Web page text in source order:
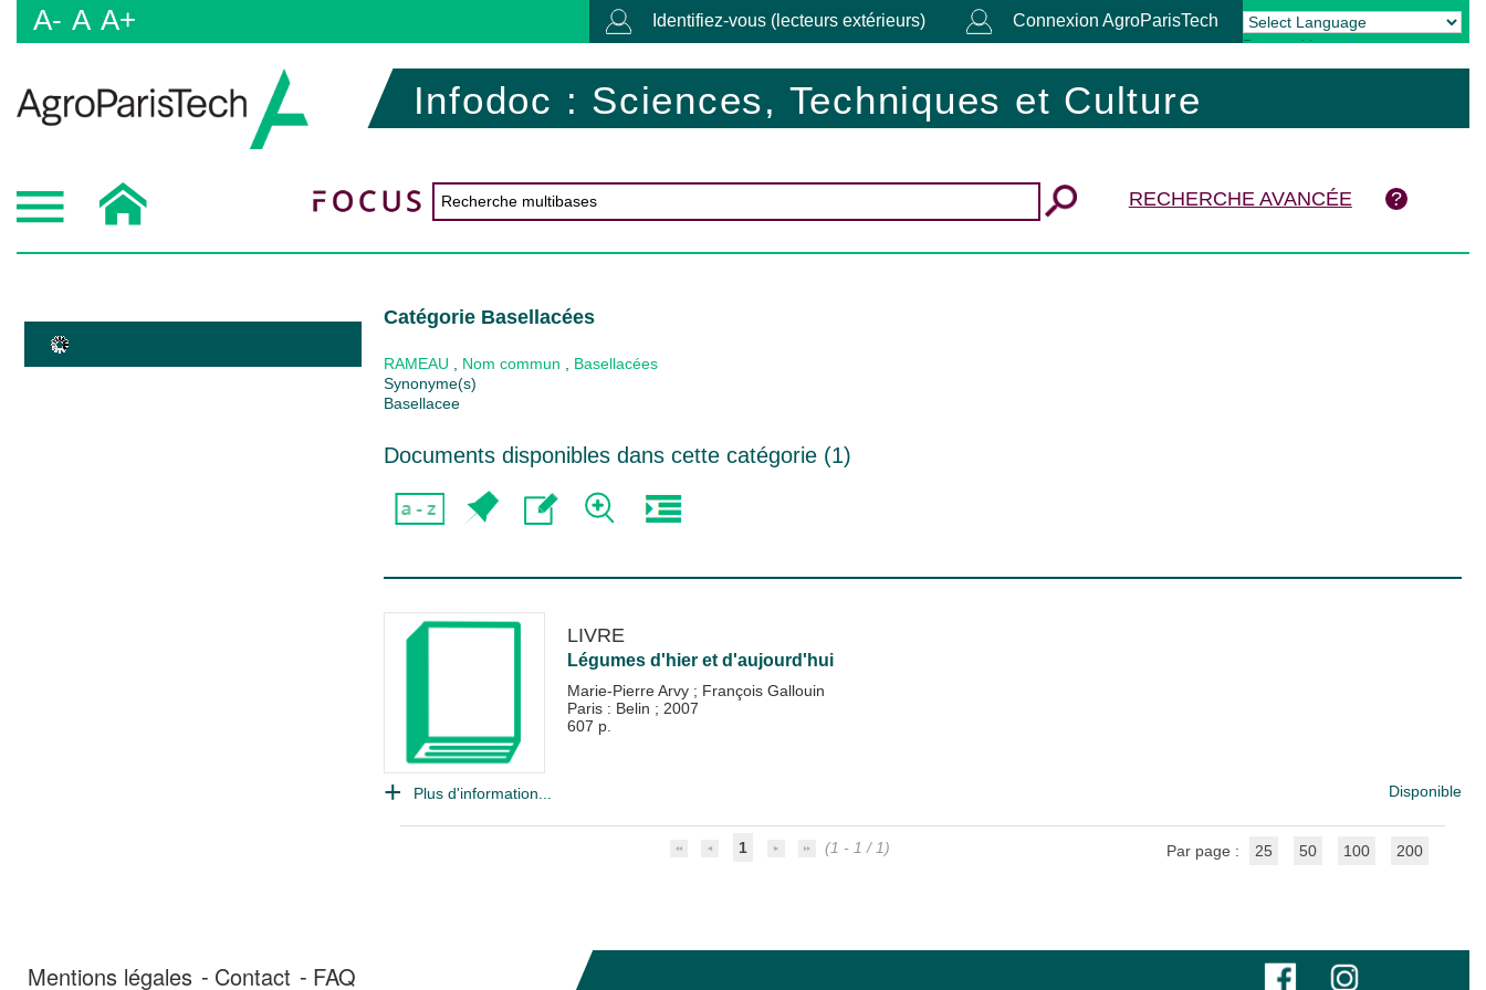
A- A A+ Identifiez-vous (lecteurs extérieurs) Connexion AgroParisTech
Powered by Translate
Infodoc : Sciences, Techniques et Culture
RECHERCHE AVANCÉE
Catégorie Basellacées
RAMEAU Nom commun
Basellacées
Synonyme(s)
Basellacee
Documents disponibles dans cette catégorie (1)
LIVRE
Légumes d'hier et d'aujourd'hui
Marie-Pierre Arvy ; François Gallouin
Paris : Belin ; 2007
607 p.
Plus d'information... Disponible
1 (1 - 1 / 1) Par page : 25 50 100 200
Mentions légales Contact FAQ